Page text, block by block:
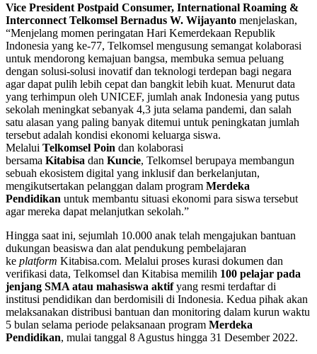
Vice President Postpaid Consumer, International Roaming &
Interconnect Telkomsel Bernadus W. Wijayanto menjelaskan,
“Menjelang momen peringatan Hari Kemerdekaan Republik
Indonesia yang ke-77, Telkomsel mengusung semangat kolaborasi
untuk mendorong kemajuan bangsa, membuka semua peluang
dengan solusi-solusi inovatif dan teknologi terdepan bagi negara
agar dapat pulih lebih cepat dan bangkit lebih kuat. Menurut data
yang terhimpun oleh UNICEF, jumlah anak Indonesia yang putus
sekolah meningkat sebanyak 4,3 juta selama pandemi, dan salah
satu alasan yang paling banyak ditemui untuk peningkatan jumlah
tersebut adalah kondisi ekonomi keluarga siswa.
Melalui Telkomsel Poin dan kolaborasi
bersama Kitabisa dan Kuncie, Telkomsel berupaya membangun
sebuah ekosistem digital yang inklusif dan berkelanjutan,
mengikutsertakan pelanggan dalam program Merdeka
Pendidikan untuk membantu situasi ekonomi para siswa tersebut
agar mereka dapat melanjutkan sekolah.”
Hingga saat ini, sejumlah 10.000 anak telah mengajukan bantuan
dukungan beasiswa dan alat pendukung pembelajaran
ke platform Kitabisa.com. Melalui proses kurasi dokumen dan
verifikasi data, Telkomsel dan Kitabisa memilih 100 pelajar pada
jenjang SMA atau mahasiswa aktifyang resmi terdaftar di
institusi pendidikan dan berdomisili di Indonesia. Kedua pihak akan
melaksanakan distribusi bantuan dan monitoring dalam kurun waktu
5 bulan selama periode pelaksanaan program Merdeka
Pendidikan, mulai tanggal 8 Agustus hingga 31 Desember 2022.